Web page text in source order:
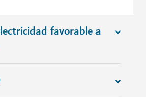
favorable a